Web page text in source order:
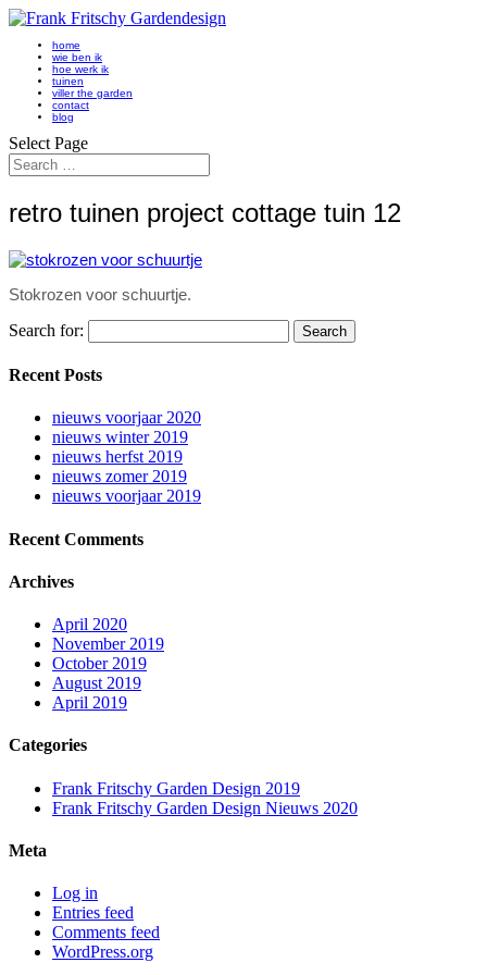
home
wie ben ik
hoe werk ik
tuinen
viller the garden
contact
blog
Select Page
retro tuinen project cottage tuin 12
Stokrozen voor schuurtje.
Search for:
Recent Posts
nieuws voorjaar 2020
nieuws winter 2019
nieuws herfst 2019
nieuws zomer 2019
nieuws voorjaar 2019
Recent Comments
Archives
April 2020
November 2019
October 2019
August 2019
April 2019
Categories
Frank Fritschy Garden Design 2019
Frank Fritschy Garden Design Nieuws 2020
Meta
Log in
Entries feed
Comments feed
WordPress.org